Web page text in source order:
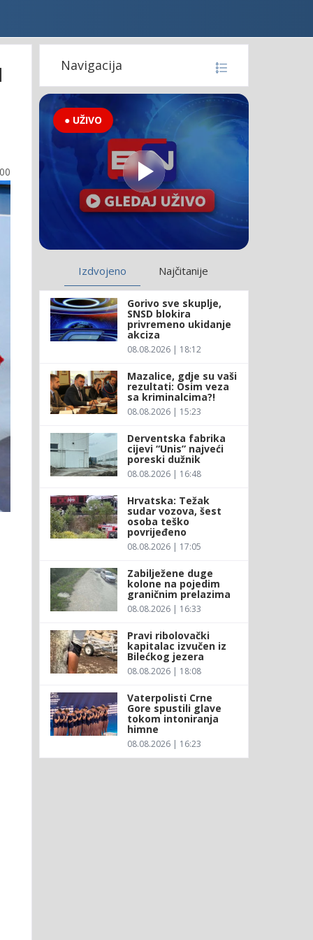
Navigacija
● UŽIVO
Izdvojeno Najčitanije
Gorivo sve skuplje,
SNSD blokira
privremeno ukidanje
akciza
08.08.2026 | 18:12
Mazalice, gdje su vaši
rezultati: Osim veza
sa kriminalcima?!
08.08.2026 | 15:23
Derventska fabrika
cijevi “Unis” najveći
poreski dužnik
08.08.2026 | 16:48
Hrvatska: Težak
sudar vozova, šest
osoba teško
povrijeđeno
08.08.2026 | 17:05
Zabilježene duge
kolone na pojedim
graničnim prelazima
08.08.2026 | 16:33
Pravi ribolovački
kapitalac izvučen iz
Bilećkog jezera
08.08.2026 | 18:08
Vaterpolisti Crne
Gore spustili glave
tokom intoniranja
himne
08.08.2026 | 16:23